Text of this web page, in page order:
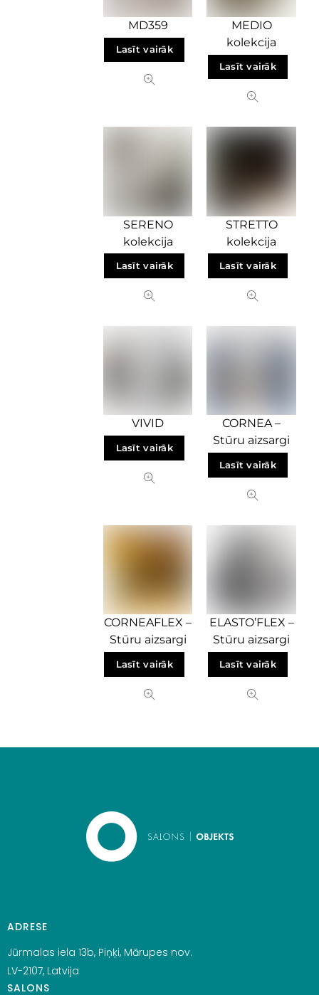
MD359
Lasīt vairāk
MEDIO
kolekcija
Lasīt vairāk
SERENO
kolekcija
Lasīt vairāk
STRETTO
kolekcija
Lasīt vairāk
VIVID
Lasīt vairāk
CORNEA –
Stūru aizsargi
Lasīt vairāk
CORNEAFLEX –
Stūru aizsargi
Lasīt vairāk
ELASTO’FLEX –
Stūru aizsargi
Lasīt vairāk
ADRESE
Jūrmalas iela 13b, Piņķi, Mārupes nov.
LV-2107, Latvija
SALONS